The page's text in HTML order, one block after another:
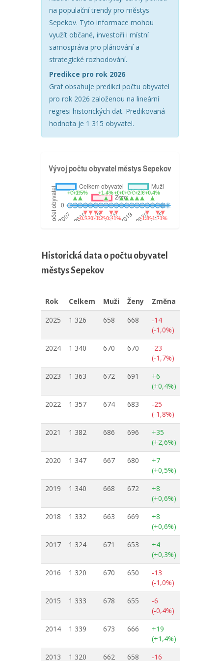
na populační trendy pro městys
Sepekov. Tyto informace mohou
využít občané, investoři i místní
samospráva pro plánování a
strategické rozhodování.
Predikce pro rok 2026
Graf obsahuje predikci počtu obyvatel
pro rok 2026 založenou na lineární
regresi historických dat. Predikovaná
hodnota je 1 315 obyvatel.
Historická data o počtu obyvatel
městys Sepekov
Rok Celkem Muži Ženy
Změna
2025
1 326 658 668
-14
(-1,0%)
2024
1 340 670 670
-23
(-1,7%)
2023
1 363 672 691
+6
(+0,4%)
2022
1 357 674 683
-25
(-1,8%)
2021
1 382 686 696
+35
(+2,6%)
2020
1 347 667 680
+7
(+0,5%)
2019
1 340 668 672
+8
(+0,6%)
2018
1 332 663 669
+8
(+0,6%)
2017
1 324 671 653
+4
(+0,3%)
2016
1 320 670 650
-13
(-1,0%)
2015
1 333 678 655
-6
(-0,4%)
2014
1 339 673 666
+19
(+1,4%)
2013
1 320 662 658 -16